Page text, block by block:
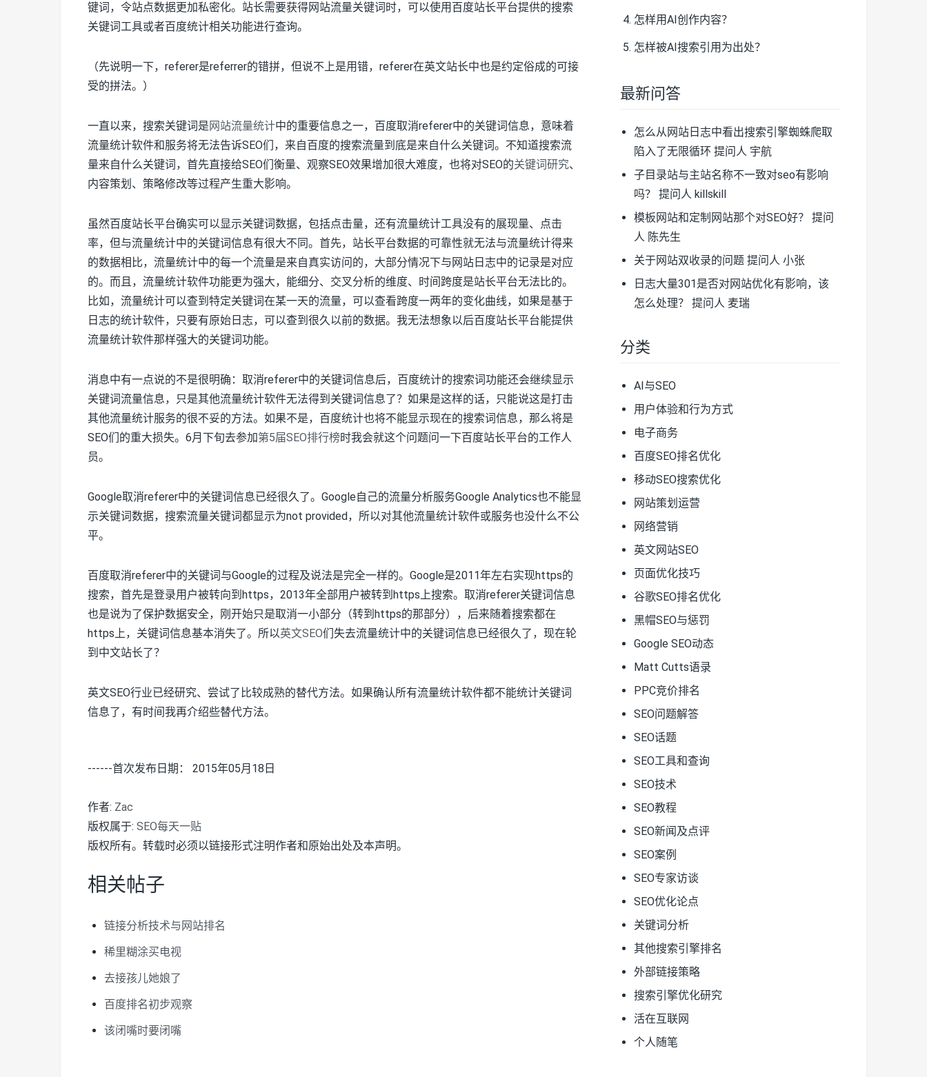
键词，令站点数据更加私密化。站长需要获得网站流量关键词时，可以使用百度站长平台提供的搜索
关键词工具或者百度统计相关功能进行查询。
（先说明一下，referer是referrer的错拼，但说不上是用错，referer在英文站长中也是约定俗成的可接
受的拼法。）
一直以来，搜索关键词是网站流量统计中的重要信息之一，百度取消referer中的关键词信息，意味着
流量统计软件和服务将无法告诉SEO们，来自百度的搜索流量到底是来自什么关键词。不知道搜索流
量来自什么关键词，首先直接给SEO们衡量、观察SEO效果增加很大难度，也将对SEO的关键词研究、
内容策划、策略修改等过程产生重大影响。
虽然百度站长平台确实可以显示关键词数据，包括点击量，还有流量统计工具没有的展现量、点击
率，但与流量统计中的关键词信息有很大不同。首先，站长平台数据的可靠性就无法与流量统计得来
的数据相比，流量统计中的每一个流量是来自真实访问的，大部分情况下与网站日志中的记录是对应
的。而且，流量统计软件功能更为强大，能细分、交叉分析的维度、时间跨度是站长平台无法比的。
比如，流量统计可以查到特定关键词在某一天的流量，可以查看跨度一两年的变化曲线，如果是基于
日志的统计软件，只要有原始日志，可以查到很久以前的数据。我无法想象以后百度站长平台能提供
流量统计软件那样强大的关键词功能。
消息中有一点说的不是很明确：取消referer中的关键词信息后，百度统计的搜索词功能还会继续显示
关键词流量信息，只是其他流量统计软件无法得到关键词信息了？如果是这样的话，只能说这是打击
其他流量统计服务的很不妥的方法。如果不是，百度统计也将不能显示现在的搜索词信息，那么将是
SEO们的重大损失。6月下旬去参加第5届SEO排行榜时我会就这个问题问一下百度站长平台的工作人
员。
Google取消referer中的关键词信息已经很久了。Google自己的流量分析服务Google Analytics也不能显
示关键词数据，搜索流量关键词都显示为not provided，所以对其他流量统计软件或服务也没什么不公
平。
百度取消referer中的关键词与Google的过程及说法是完全一样的。Google是2011年左右实现https的
搜索，首先是登录用户被转向到https，2013年全部用户被转到https上搜索。取消referer关键词信息
也是说为了保护数据安全，刚开始只是取消一小部分（转到https的那部分），后来随着搜索都在
https上，关键词信息基本消失了。所以英文SEO们失去流量统计中的关键词信息已经很久了，现在轮
到中文站长了？
英文SEO行业已经研究、尝试了比较成熟的替代方法。如果确认所有流量统计软件都不能统计关键词
信息了，有时间我再介绍些替代方法。
------首次发布日期： 2015年05月18日
作者: Zac
版权属于: SEO每天一贴
版权所有。转载时必须以链接形式注明作者和原始出处及本声明。
相关帖子
链接分析技术与网站排名
稀里糊涂买电视
去接孩儿她娘了
百度排名初步观察
该闭嘴时要闭嘴
怎样用AI创作内容？
怎样被AI搜索引用为出处？
最新问答
怎么从网站日志中看出搜索引擎蜘蛛爬取
陷入了无限循环 提问人 宇航
子目录站与主站名称不一致对seo有影响
吗？
提问人 killskill
模板网站和定制网站那个对SEO好？
提问
人 陈先生
关于网站双收录的问题提问人 小张
日志大量301是否对网站优化有影响，该
怎么处理？
提问人 麦瑞
分类
AI与SEO
用户体验和行为方式
电子商务
百度SEO排名优化
移动SEO搜索优化
网站策划运营
网络营销
英文网站SEO
页面优化技巧
谷歌SEO排名优化
黑帽SEO与惩罚
Google SEO动态
Matt Cutts语录
PPC竞价排名
SEO问题解答
SEO话题
SEO工具和查询
SEO技术
SEO教程
SEO新闻及点评
SEO案例
SEO专家访谈
SEO优化论点
关键词分析
其他搜索引擎排名
外部链接策略
搜索引擎优化研究
活在互联网
个人随笔